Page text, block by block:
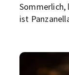
Sommerlich,
ist